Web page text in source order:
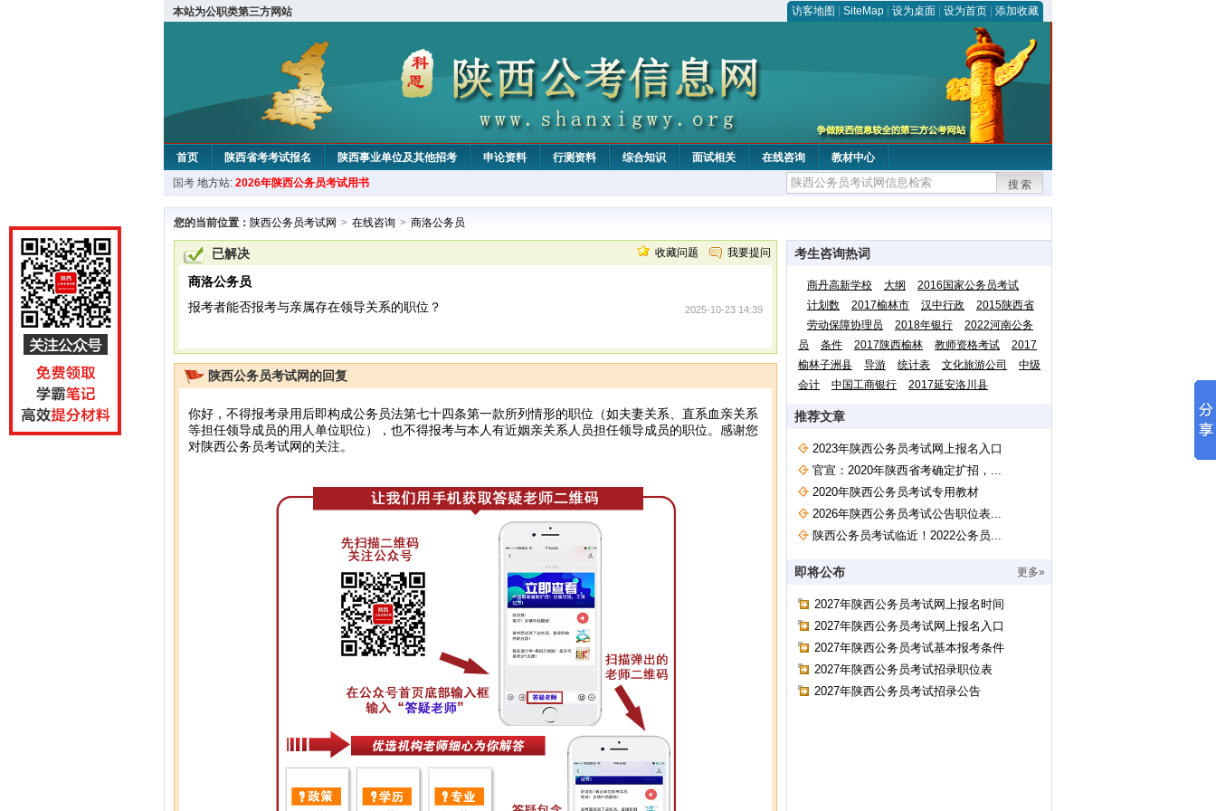
本站为公职类第三方网站 访客地图 SiteMap 设为桌面 设为首页 添加收藏
首页 陕西省考考试报名 陕西事业单位及其他招考 申论资料 行测资料 综合知识 面试相关 在线咨询
教材中心
国考 地方站: 2026年陕西公务员考试用书 搜索
您的当前位置： 陕西公务员考试网 > 在线咨询 > 商洛公务员
已解决 收藏问题 我要提问
商洛公务员
报考者能否报考与亲属存在领导关系的职位？
2025-10-23 14:39
陕西公务员考试网的回复
你好，不得报考录用后即构成公务员法第七十四条第一款所列情形的职位（如夫妻关系、直系血亲关系
等担任领导成员的用人单位职位），也不得报考与本人有近姻亲关系人员担任领导成员的职位。感谢您
对陕西公务员考试网的关注。
考生咨询热词
商丹高新学校 大纲
2016国家公务员考试
计划数
2017榆林市 汉中行政
2015陕西省
劳动保障协理员
2018年银行
2022河南公务
员
条件 2017陕西榆林 教师资格考试
2017
榆林子洲县
导游 统计表 文化旅游公司
中级
会计
中国工商银行 2017延安洛川县
推荐文章
2023年陕西公务员考试网上报名入口
官宣：2020年陕西省考确定扩招，...
2020年陕西公务员考试专用教材
2026年陕西公务员考试公告职位表...
陕西公务员考试临近！2022公务员...
即将公布 更多»
2027年陕西公务员考试网上报名时间
2027年陕西公务员考试网上报名入口
2027年陕西公务员考试基本报考条件
2027年陕西公务员考试招录职位表
2027年陕西公务员考试招录公告